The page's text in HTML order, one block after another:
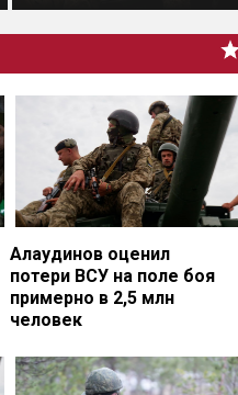
Алаудинов оценил
потери ВСУ на поле боя
примерно в 2,5 млн
человек